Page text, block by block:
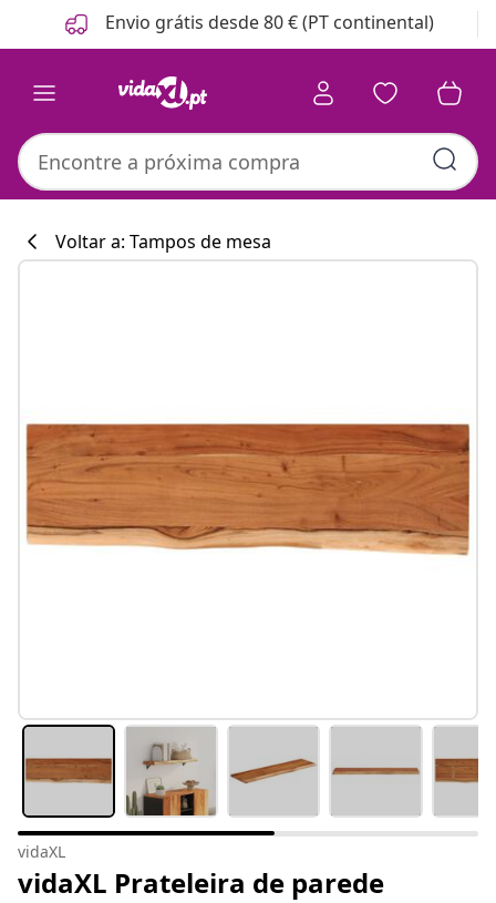
Anterior
Seguinte Envio grátis desde 80 € (PT continental)
Voltar a: Tampos de mesa
vidaXL
vidaXL Prateleira de parede